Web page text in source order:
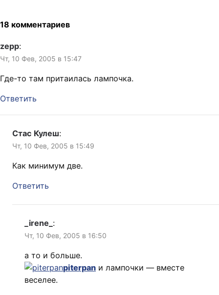
18 комментариев
zepp:
Чт, 10 Фев, 2005 в 15:47
Где-то там притаилась лампочка.
Ответить
Стас Кулеш:
Чт, 10 Фев, 2005 в 15:49
Как минимум две.
Ответить
_irene_ :
Чт, 10 Фев, 2005 в 16:50
а то и больше.
piterpan и лампочки — вместе
веселее.